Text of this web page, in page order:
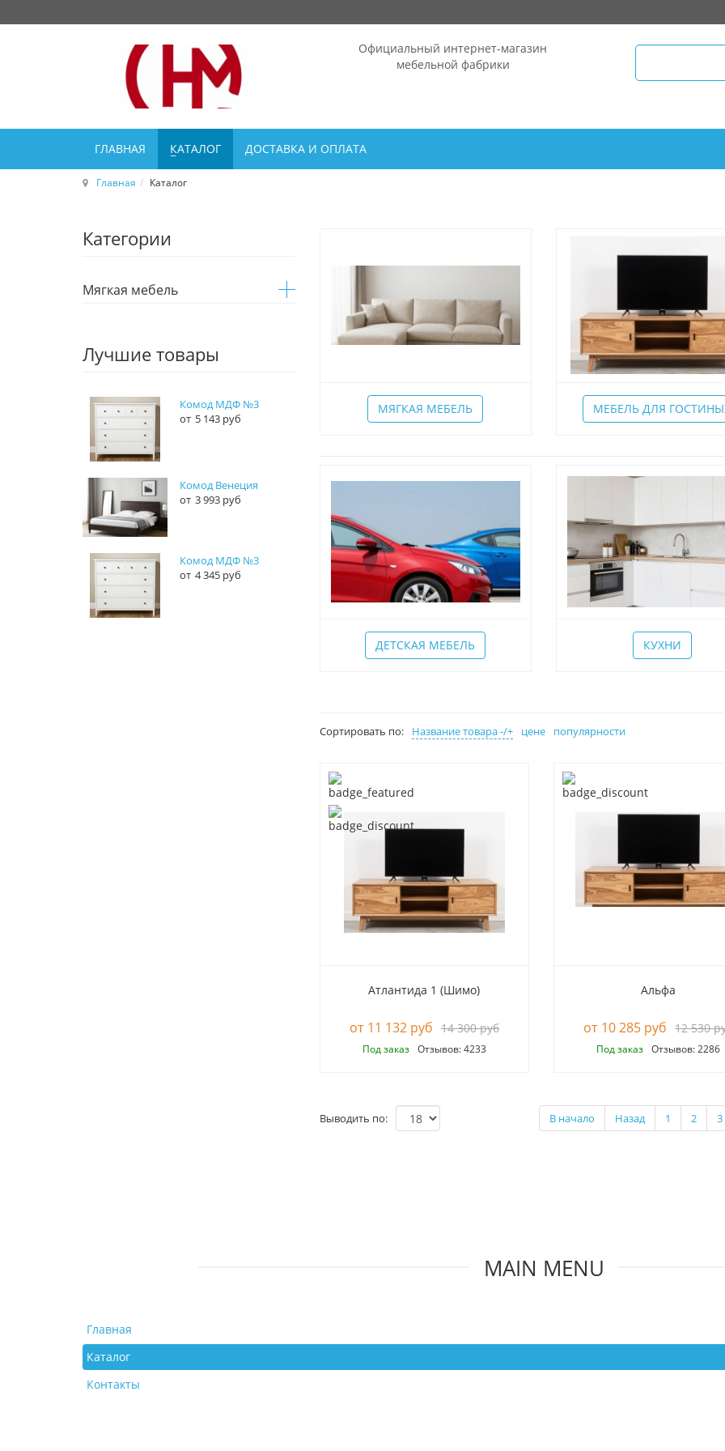
Официальный интернет-магазин
мебельной фабрики
ГЛАВНАЯ КАТАЛОГ ДОСТАВКА И ОПЛАТА
Главная Каталог
МЯГКАЯ МЕБЕЛЬ МЕБЕЛЬ ДЛЯ
ДЕТСКАЯ МЕБЕЛЬ КУХНИ
Сортировать по: Название товара -/+ цене популярности
Атлантида 1 (Шимо)
11 132 руб 14 300 руб
Под заказ Отзывов: 4233
Альфа
10 285 руб 12 530
Под заказ Отзывов: 2286
Выводить по: В начало Назад 1 2 3
Категории
Мягкая мебель
Лучшие товары
Комод МДФ №3
5 143 руб
Комод Венеция
3 993 руб
Комод МДФ №3
4 345 руб
MAIN MENU
Главная
Каталог
Контакты